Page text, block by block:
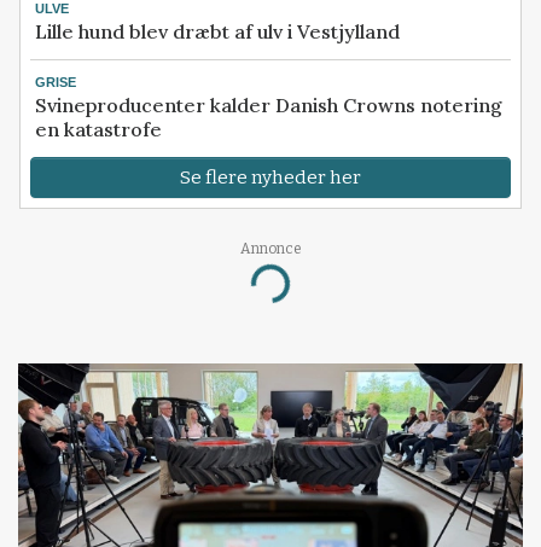
ULVE
Lille hund blev dræbt af ulv i Vestjylland
GRISE
Svineproducenter kalder Danish Crowns notering
en katastrofe
Se flere nyheder her
Annonce
Loading...